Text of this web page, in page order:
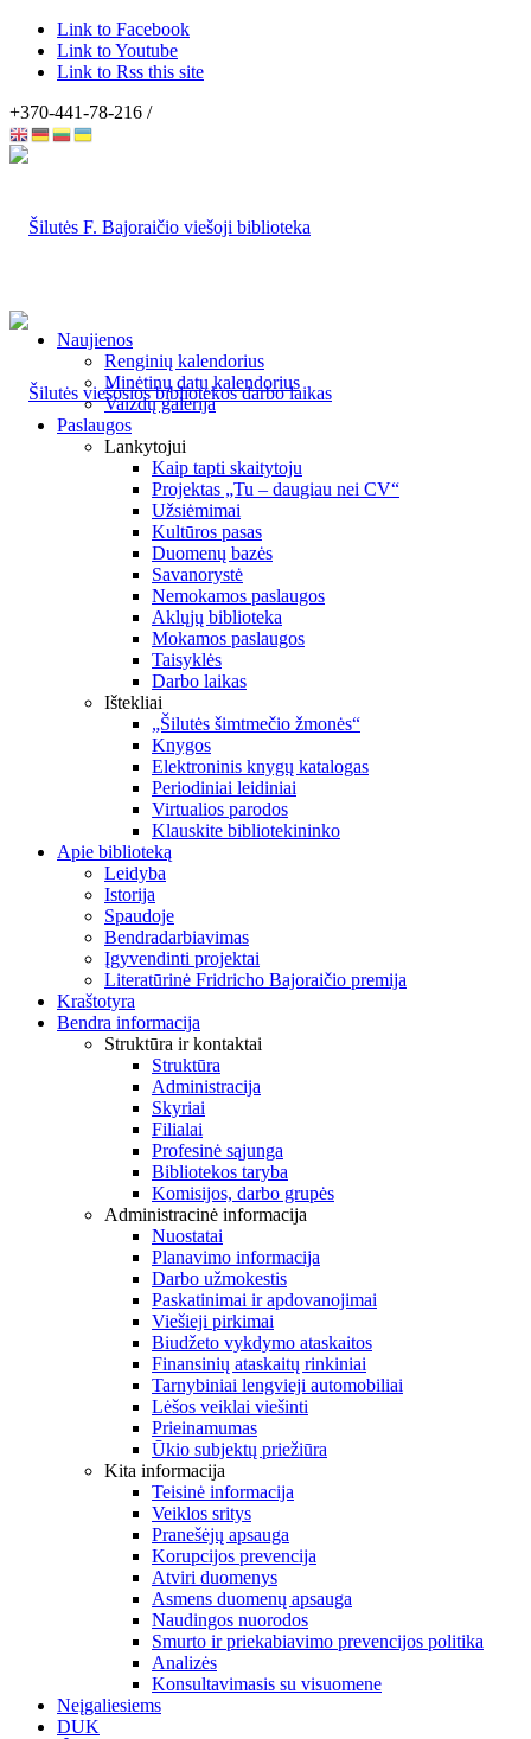
Link to Facebook
Link to Youtube
Link to Rss this site
+370-441-78-216 /
Naujienos
Renginių kalendorius
Minėtinų datų kalendorius
Vaizdų galerija
Paslaugos
Lankytojui
Kaip tapti skaitytoju
Projektas „Tu – daugiau nei CV“
Užsiėmimai
Kultūros pasas
Duomenų bazės
Savanorystė
Nemokamos paslaugos
Aklųjų biblioteka
Mokamos paslaugos
Taisyklės
Darbo laikas
Ištekliai
„Šilutės šimtmečio žmonės“
Knygos
Elektroninis knygų katalogas
Periodiniai leidiniai
Virtualios parodos
Klauskite bibliotekininko
Apie biblioteką
Leidyba
Istorija
Spaudoje
Bendradarbiavimas
Įgyvendinti projektai
Literatūrinė Fridricho Bajoraičio premija
Kraštotyra
Bendra informacija
Struktūra ir kontaktai
Struktūra
Administracija
Skyriai
Filialai
Profesinė sąjunga
Bibliotekos taryba
Komisijos, darbo grupės
Administracinė informacija
Nuostatai
Planavimo informacija
Darbo užmokestis
Paskatinimai ir apdovanojimai
Viešieji pirkimai
Biudžeto vykdymo ataskaitos
Finansinių ataskaitų rinkiniai
Tarnybiniai lengvieji automobiliai
Lėšos veiklai viešinti
Prieinamumas
Ūkio subjektų priežiūra
Kita informacija
Teisinė informacija
Veiklos sritys
Pranešėjų apsauga
Korupcijos prevencija
Atviri duomenys
Asmens duomenų apsauga
Naudingos nuorodos
Smurto ir priekabiavimo prevencijos politika
Analizės
Konsultavimasis su visuomene
Neįgaliesiems
DUK